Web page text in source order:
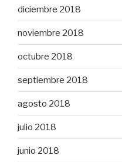
diciembre 2018
noviembre 2018
octubre 2018
septiembre 2018
agosto 2018
julio 2018
junio 2018